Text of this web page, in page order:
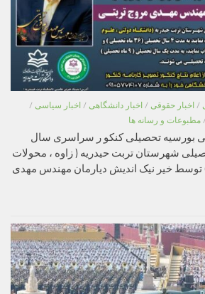
/ اخبار حقوقی / اخبار دانشگاهی / اخبار سیاسی /
/ مطبوعات و رسانه ها
بورسیه تحصیلی کنکو ر سراسری سال
شهرستان تربت حیدریه ( زاوه ، محولات
) توسط خیر نیک اندیش دیارمان مهندس مهدی